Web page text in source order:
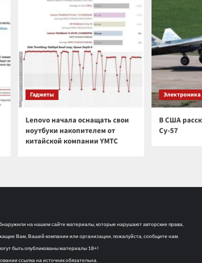
Гаджеты
Lenovo начала оснащать свои
ноутбуки накопителем от
китайской компании YMTC
Электроника
В США
Су-57
на нашем сайте материалы, которые нарушают авторские права,
Вам, Вашей компании или организации, пожалуйста, сообщите нам.
быть опубликованы материалы 18+!
ссылка на источник обязательна.